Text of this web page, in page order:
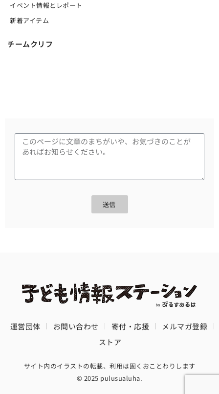
イベント情報とレポート
新着アイテム
チームクリフ
送信
運営団体 お問い合わせ 寄付・応援
メルマガ登録
ストア
サイト内のイラストの転載、利用は固くおことわりします
© 2025 pulusualuha.